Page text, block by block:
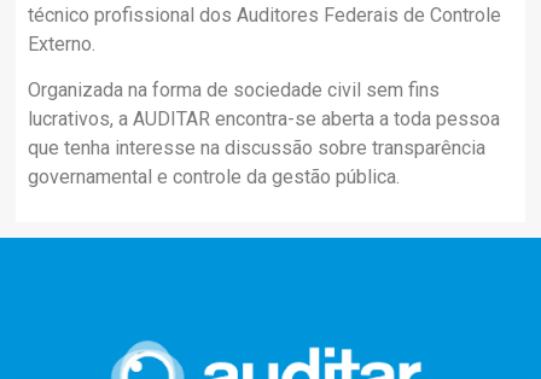
técnico profissional dos Auditores Federais de Controle
Externo.
Organizada na forma de sociedade civil sem fins
lucrativos, a AUDITAR encontra-se aberta a toda pessoa
que tenha interesse na discussão sobre transparência
governamental e controle da gestão pública.